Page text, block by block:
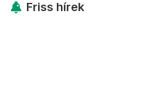
Friss hírek